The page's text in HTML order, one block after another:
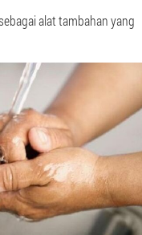
alat tambahan yang